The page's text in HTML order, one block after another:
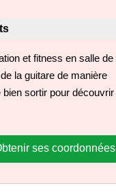
et fitness en salle de
la guitare de manière
sortir pour
ses coordonnées